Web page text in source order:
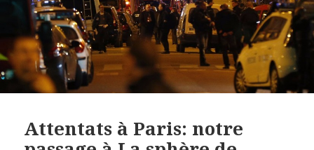
Attentats à Paris: notre